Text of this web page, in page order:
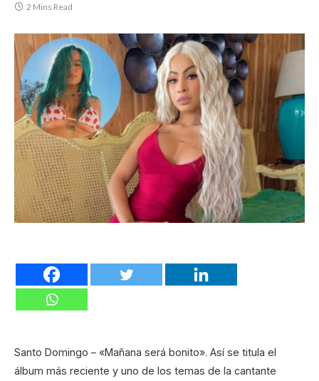
2 Mins Read
Santo Domingo – «Mañana será bonito». Así se titula el
álbum más reciente y uno de los temas de la cantante